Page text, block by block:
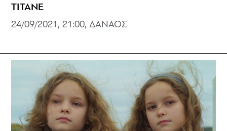
TITANE
24/09/2021, 21:00, ΔΑΝΑΟΣ